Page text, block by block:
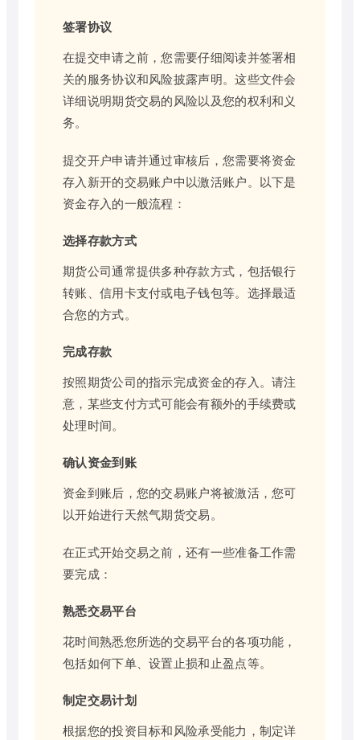
签署协议
在提交申请之前，您需要仔细阅读并签署相
关的服务协议和风险披露声明。这些文件会
详细说明期货交易的风险以及您的权利和义
务。
提交开户申请并通过审核后，您需要将资金
存入新开的交易账户中以激活账户。以下是
资金存入的一般流程：
选择存款方式
期货公司通常提供多种存款方式，包括银行
转账、信用卡支付或电子钱包等。选择最适
合您的方式。
完成存款
按照期货公司的指示完成资金的存入。请注
意，某些支付方式可能会有额外的手续费或
处理时间。
确认资金到账
资金到账后，您的交易账户将被激活，您可
以开始进行天然气期货交易。
在正式开始交易之前，还有一些准备工作需
要完成：
熟悉交易平台
花时间熟悉您所选的交易平台的各项功能，
包括如何下单、设置止损和止盈点等。
制定交易计划
根据您的投资目标和风险承受能力，制定详